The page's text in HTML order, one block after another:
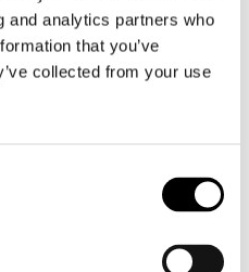
and analytics partners who
that you’ve
collected from your use
expert på distribution
erbjuda en plattform
för deras